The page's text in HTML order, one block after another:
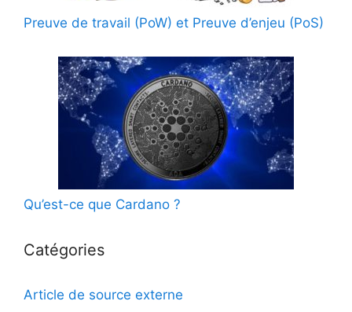
Preuve de travail (PoW) et Preuve d’enjeu (PoS)
Qu’est-ce que Cardano ?
Catégories
Article de source externe